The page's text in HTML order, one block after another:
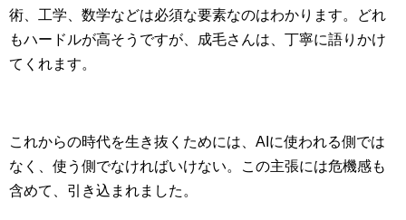
術、工学、数学などは必須な要素なのはわかります。どれ
もハードルが高そうですが、成毛さんは、丁寧に語りかけ
てくれます。
これからの時代を生き抜くためには、AIに使われる側では
なく、使う側でなければいけない。この主張には危機感も
含めて、引き込まれました。